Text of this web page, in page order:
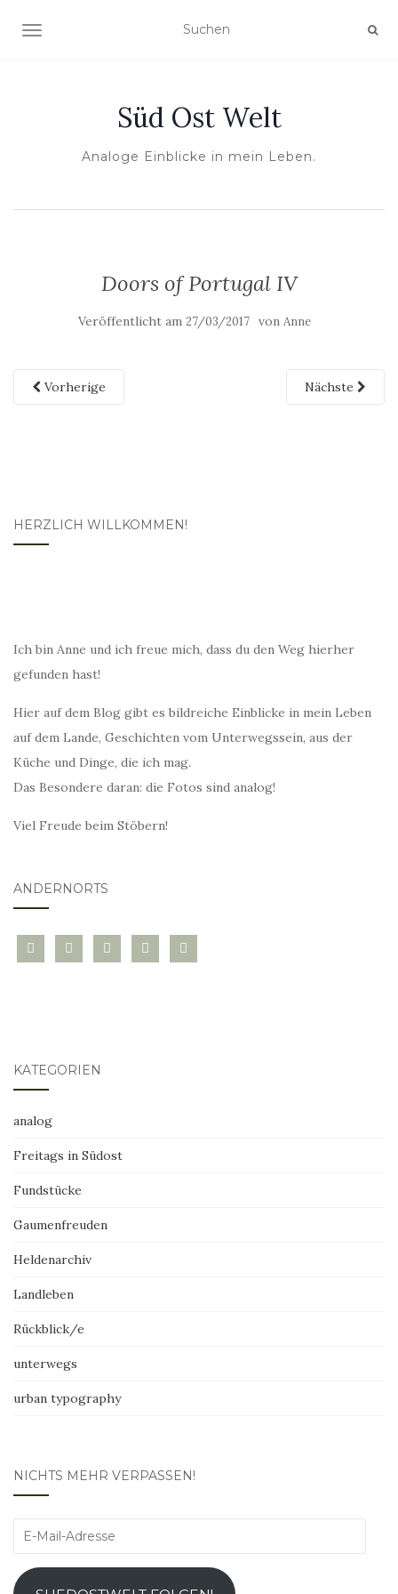
NAVIGATION UMSCHALTEN
Süd Ost Welt
Analoge Einblicke in mein Leben.
Doors of Portugal IV
Veröffentlicht am 27/03/2017 von Anne
Vorherige Nächste
HERZLICH WILLKOMMEN!
Ich bin Anne und ich freue mich, dass du den Weg hierher
gefunden hast!
Hier auf dem Blog gibt es bildreiche Einblicke in mein Leben
auf dem Lande, Geschichten vom Unterwegssein, aus der
Küche und Dinge, die ich mag.
Das Besondere daran: die Fotos sind analog!
Viel Freude beim Stöbern!
ANDERNORTS
bloglovininstagramtwitter pinterest
mail
KATEGORIEN
analog
Freitags in Südost
Fundstücke
Gaumenfreuden
Heldenarchiv
Landleben
Rückblick/e
unterwegs
urban typography
NICHTS MEHR VERPASSEN!
E-
Adresse